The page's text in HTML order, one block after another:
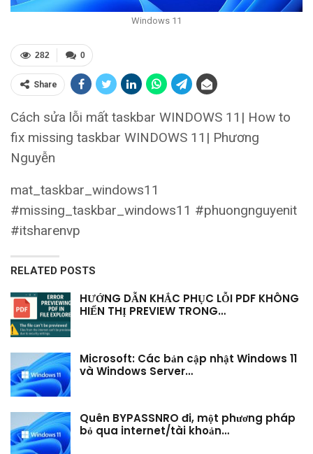
Windows 11
0
282
Share
Cách sửa lỗi mất taskbar WINDOWS 11| How to
fix missing taskbar WINDOWS 11| Phương
Nguyễn
mat_taskbar_windows11
#missing_taskbar_windows11 #phuongnguyenit
#itsharenvp
RELATED POSTS
HƯỚNG DẪN KHẮC PHỤC LỖI PDF KHÔNG
HIỂN THỊ PREVIEW TRONG…
Microsoft: Các bản cập nhật Windows 11
và Windows Server…
Quên BYPASSNRO đi, một phương pháp
bỏ qua internet/tài khoản…